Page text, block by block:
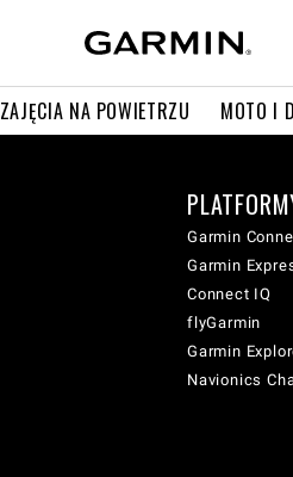
ZAJĘCIA NA POWIETRZU MOTO I
Garmin
Garmin
Connect IQ
flyGarmin
Garmin
Navionics